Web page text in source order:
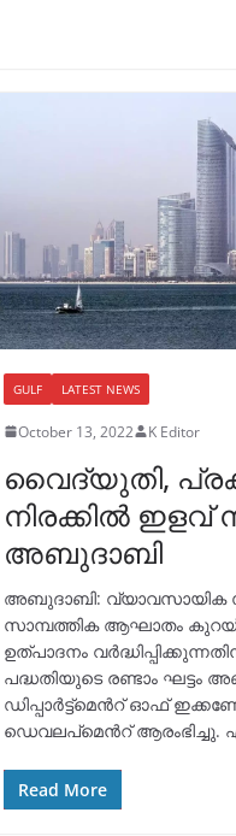
GULF LATEST NEWS
October 13, 2022 K Editor
വൈദ്യുതി,
നിരക്കിൽ
അബുദാബി
അബുദാബി: വ്യാവസായിക
സാമ്പത്തിക ആഘാതം
ഉത്പാദനം
പദ്ധതിയുടെ രണ്ടാം ഘട്ടം
ഡിപ്പാർട്ട്മെന്‍റ് ഓഫ്
ഡെവലപ്മെന്‍റ് ആരംഭിച്ചു.
Read More